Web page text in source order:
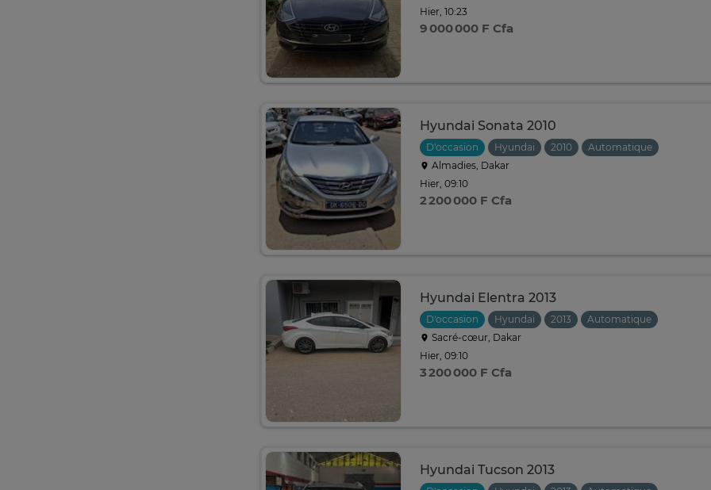
Hier, 10:23
9 000 000 F Cfa
Hyundai Sonata 2010
D'occasion Hyundai 2010
Automatique
Almadies, Dakar
Hier, 09:10
2 200 000 F Cfa
Hyundai Elentra 2013
D'occasion Hyundai 2013
Automatique
Sacré-cœur, Dakar
Hier, 09:10
3 200 000 F Cfa
Hyundai Tucson 2013